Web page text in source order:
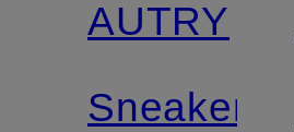
AUTRY
Sneaker